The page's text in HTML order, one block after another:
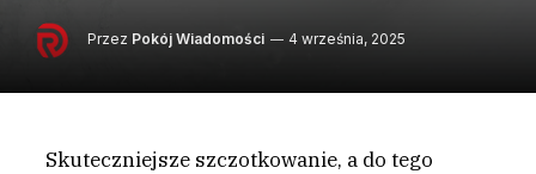
Przez Pokój Wiadomości 4 września, 2025
Skuteczniejsze szczotkowanie, a do tego